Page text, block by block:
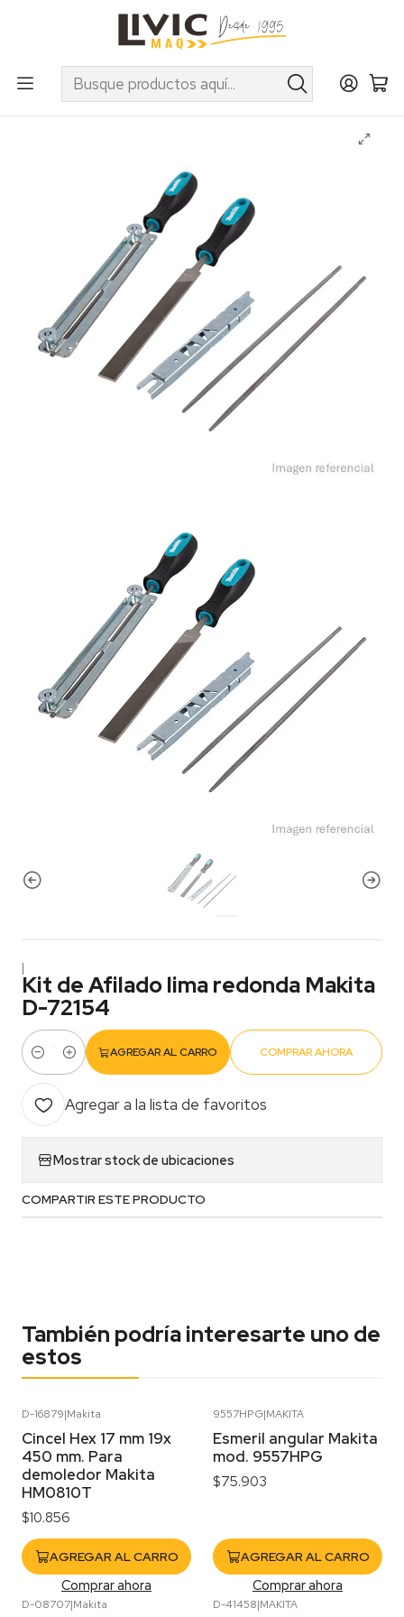
UTILIZA EL CUPÓN "INVIERNO10" EN PRODUCTOS SELECCIONADOS
Makita Accesorios
Kit de Afilado lima redonda Makita D-72154
|
Kit de Afilado lima redonda Makita
D-72154
Cantidad
AGREGAR AL CARRO COMPRAR AHORA
Agregar a la lista de favoritos
Mostrar stock de ubicaciones
COMPARTIR ESTE PRODUCTO
También podría interesarte uno de
estos
D-16879|Makita
Cincel Hex 17 mm 19x
450 mm. Para
demoledor Makita
HM0810T
$10.856
AGREGAR AL CARRO
Comprar ahora
9557HPG|MAKITA
Esmeril angular Makita
mod. 9557HPG
$75.903
AGREGAR AL CARRO
Comprar ahora
D-08707|Makita D-41458|MAKITA